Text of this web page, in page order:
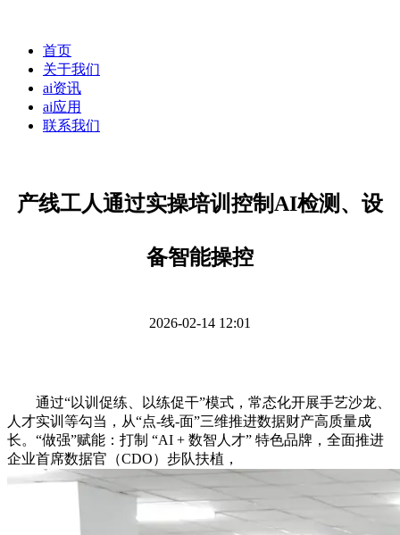
首页
关于我们
ai资讯
ai应用
联系我们
产线工人通过实操培训控制AI检测、设
备智能操控
2026-02-14 12:01
通过“以训促练、以练促干”模式，常态化开展手艺沙龙、
人才实训等勾当，从“点-线-面”三维推进数据财产高质量成
长。“做强”赋能：打制 “AI + 数智人才” 特色品牌，全面推进
企业首席数据官（CDO）步队扶植，